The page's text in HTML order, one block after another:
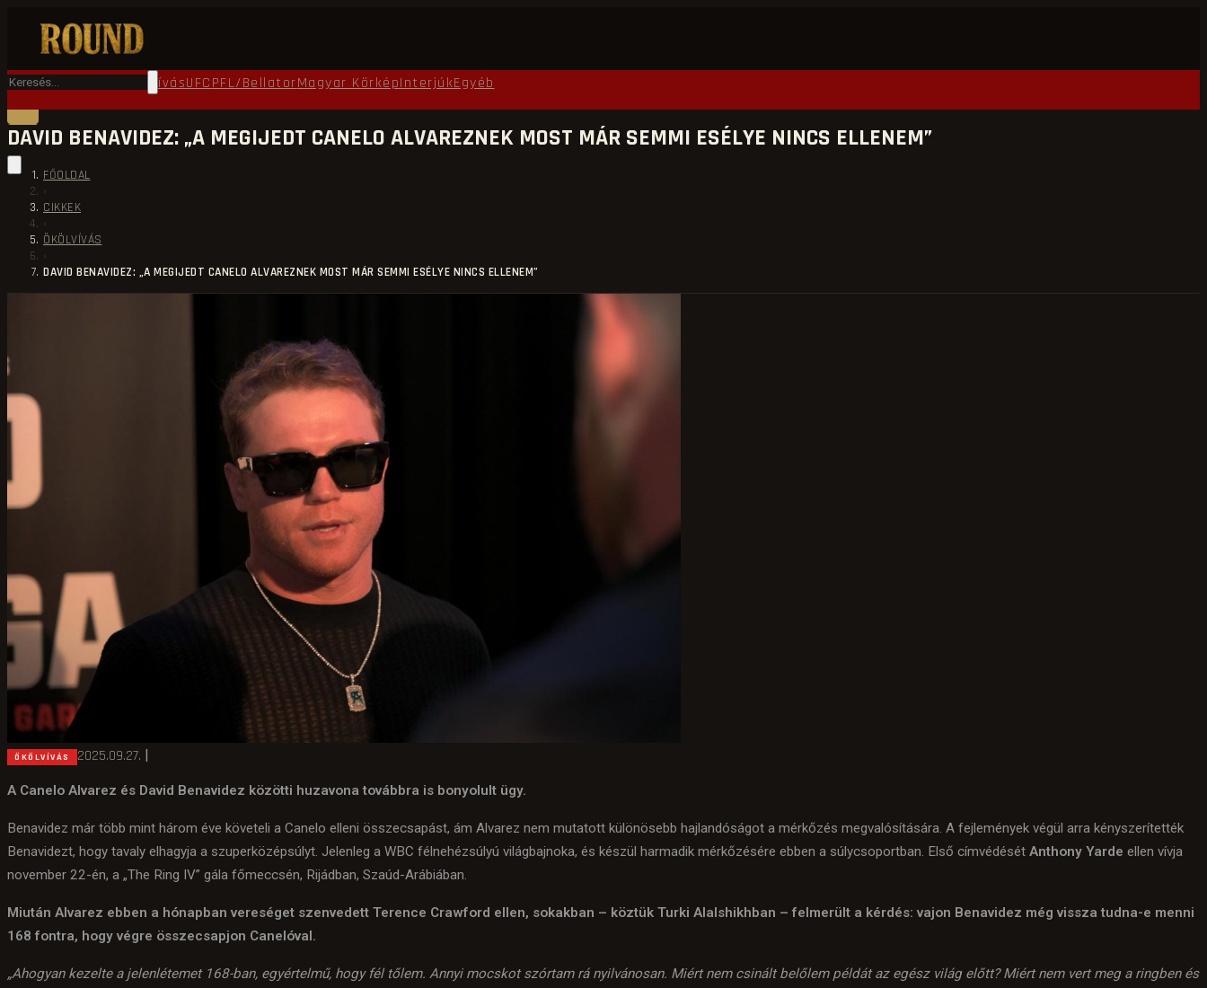
FőoldalRound TV ÖkölvívásUFCPFL/BellatorMagyar KörképInterjúkEgyéb
DAVID BENAVIDEZ: „A MEGIJEDT CANELO ALVAREZNEK MOST MÁR SEMMI ESÉLYE NINCS ELLENEM”
FŐOLDAL
›
CIKKEK
›
ÖKÖLVÍVÁS
›
DAVID BENAVIDEZ: „A MEGIJEDT CANELO ALVAREZNEK MOST MÁR SEMMI ESÉLYE NINCS ELLENEM”
ÖKÖLVÍVÁS 2025.09.27. |
A Canelo Alvarez és David Benavidez közötti huzavona továbbra is bonyolult ügy.
Benavidez már több mint három éve követeli a Canelo elleni összecsapást, ám Alvarez nem mutatott különösebb hajlandóságot a mérkőzés megvalósítására. A fejlemények végül arra kényszerítették
Benavidezt, hogy tavaly elhagyja a szuperközépsúlyt. Jelenleg a WBC félnehézsúlyú világbajnoka, és készül harmadik mérkőzésére ebben a súlycsoportban. Első címvédését Anthony Yarde ellen vívja
november 22-én, a „The Ring IV” gála főmeccsén, Rijádban, Szaúd-Arábiában.
Miután Alvarez ebben a hónapban vereséget szenvedett Terence Crawford ellen, sokakban – köztük Turki Alalshikhban – felmerült a kérdés: vajon Benavidez még vissza tudna-e menni
168 fontra, hogy végre összecsapjon Canelóval.
„Ahogyan kezelte a jelenlétemet 168-ban, egyértelmű, hogy fél tőlem. Annyi mocskot szórtam rá nyilvánosan. Miért nem csinált belőlem példát az egész világ előtt? Miért nem vert meg a ringben és